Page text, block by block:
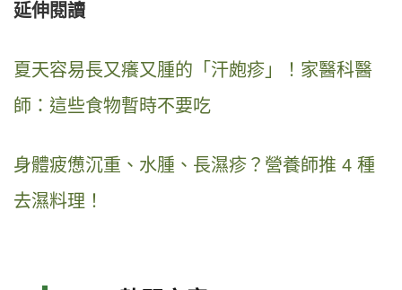
延伸閱讀
夏天容易長又癢又腫的「汗皰疹」！家醫科醫
師：這些食物暫時不要吃
身體疲憊沉重、水腫、長濕疹？營養師推 4 種
去濕料理！